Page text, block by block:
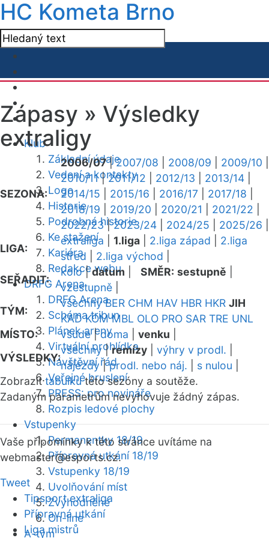
HC Kometa Brno
Klub
Základní údaje
Vedení a kontakty
Logo
Historie
Podrobná historie
Ke stažení
Kariéra
Redakce webu
DRFG Arena
DRFG Arena
Schéma tribun
Plánek areny
Virtuální prohlídka
Návštěvní řád
Veřejné bruslení
PRESS: pro novináře
Rozpis ledové plochy
Vstupenky
Permanentky 18/19
Přípravná utkání 18/19
Vstupenky 18/19
Uvolňování míst
Zvýhodněné
On-line
A-tým
Zápasy » Výsledky
extraligy
SEZONA:
2006/07|2007/08 2008/09 2009/10
2010/11|2011/12 2012/13 2013/14
2014/15
2015/16 2016/17 2017/18
2018/19
2019/20 2020/21 2021/22
2022/23|2023/24 2024/25 2025/26
LIGA:
extraliga 1.liga 2.liga západ
2.liga
střed
2.liga východ
SEŘADIT:
kolo|datum SMĚR: sestupně
vzestupně
TÝM:
všechny BER CHM HAV HBR HKR JIH
KAD KOM MBL OLO PRO SAR TRE UNL
MÍSTO:
všude|doma venku
VÝSLEDKY:
všechny|remízy výhry v prodl.
nájezdy|prodl. nebo náj. s nulou
Zobrazittabulkutéto sezóny a soutěže.
Zadaným parametrům nevyhovuje žádný zápas.
Vaše připomínky k této stránce uvítáme na
webmaster@esports.cz.
Tweet
Tipsport extraliga
Přípravná utkání
Liga mistrů